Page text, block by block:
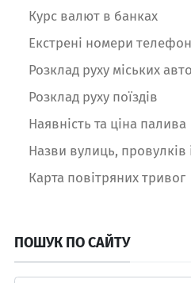
Курс валют в банках
Екстрені номери
Розклад руху міських
Розклад руху поїздів
Наявність та ціна палива
Назви вулиць, провулків
Карта повітряних тривог
ПОШУК ПО САЙТУ